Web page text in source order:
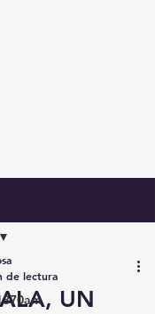
UN
de lectura